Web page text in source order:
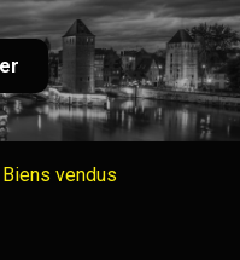
Biens vendus